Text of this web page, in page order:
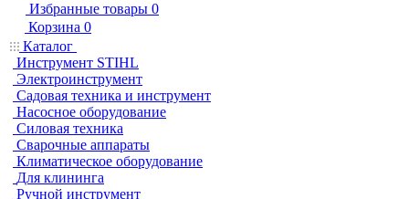
Избранные товары 0
Корзина 0
Каталог
Инструмент STIHL
Электроинструмент
Садовая техника и инструмент
Насосное оборудование
Силовая техника
Сварочные аппараты
Климатическое оборудование
Для клининга
Ручной инструмент